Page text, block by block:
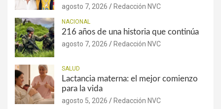
agosto 7, 2026 Redacción NVC
NACIONAL
216 años de una historia que continúa
agosto 7, 2026 Redacción NVC
SALUD
Lactancia materna: el mejor comienzo
para la vida
agosto 5, 2026 Redacción NVC